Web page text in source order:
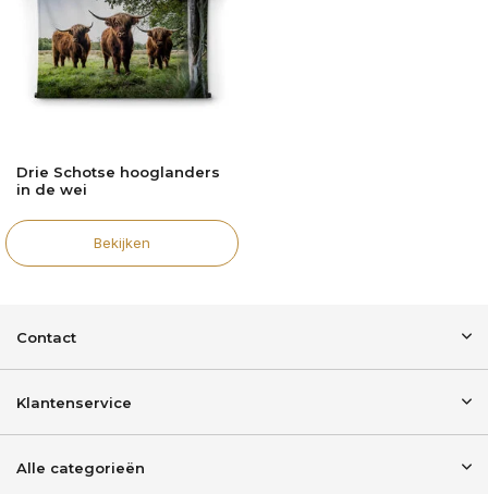
Drie Schotse hooglanders
in de wei
Bekijken
Contact
Klantenservice
Alle categorieën